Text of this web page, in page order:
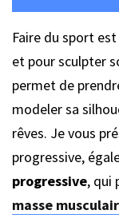
Faire du sport
et pour sculpter
permet de
modeler sa
rêves. Je vous
progressive,
progressive, qui
masse